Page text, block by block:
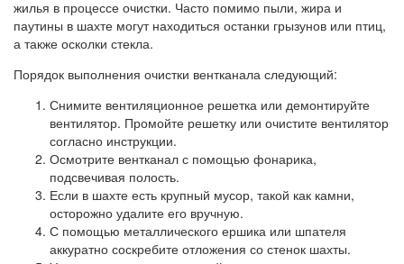
жилья в процессе очистки. Часто помимо пыли, жира и
паутины в шахте могут находиться останки грызунов или птиц,
а также осколки стекла.
Порядок выполнения очистки вентканала следующий:
Снимите вентиляционное решетка или демонтируйте
вентилятор. Промойте решетку или очистите вентилятор
согласно инструкции.
Осмотрите вентканал с помощью фонарика,
подсвечивая полость.
Если в шахте есть крупный мусор, такой как камни,
осторожно удалите его вручную.
С помощью металлического ершика или шпателя
аккуратно соскребите отложения со стенок шахты.